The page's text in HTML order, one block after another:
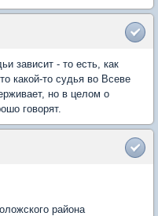
зависит - то есть, как
какой-то судья во Всеве
но в целом о
говорят.
района